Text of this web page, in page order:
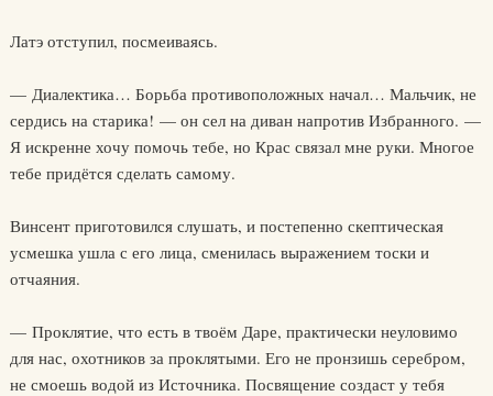
Латэ отступил, посмеиваясь.
— Диалектика… Борьба противоположных начал… Мальчик, не
сердись на старика! — он сел на диван напротив Избранного. —
Я искренне хочу помочь тебе, но Крас связал мне руки. Многое
тебе придётся сделать самому.
Винсент приготовился слушать, и постепенно скептическая
усмешка ушла с его лица, сменилась выражением тоски и
отчаяния.
— Проклятие, что есть в твоём Даре, практически неуловимо
для нас, охотников за проклятыми. Его не пронзишь серебром,
не смоешь водой из Источника. Посвящение создаст у тебя